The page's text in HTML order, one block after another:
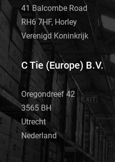
41 Balcombe Road
RH6 7HF, Horley
Verenigd Koninkrijk
C Tie (Europe) B.V.
Oregondreef 42
3565 BH
Utrecht
Nederland